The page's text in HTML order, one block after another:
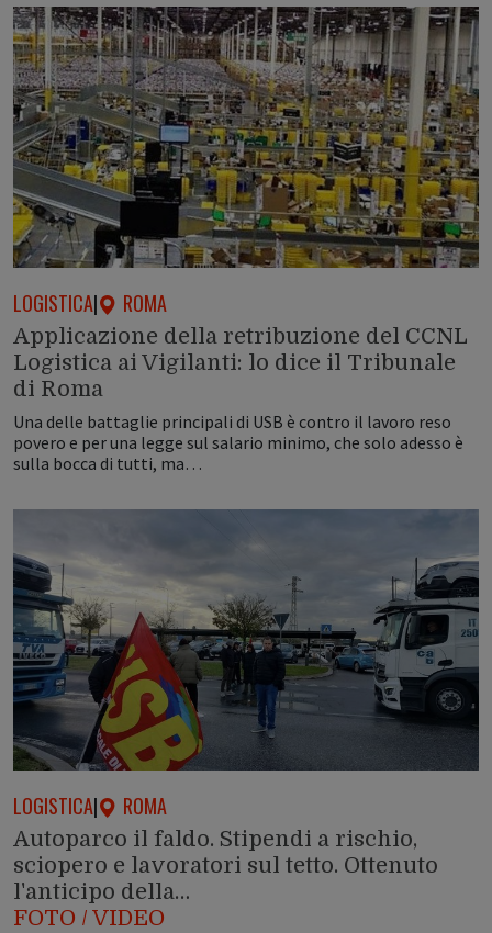
LOGISTICA| ROMA
Applicazione della retribuzione del CCNL
Logistica ai Vigilanti: lo dice il Tribunale
di Roma
Una delle battaglie principali di USB è contro il lavoro reso
povero e per una legge sul salario minimo, che solo adesso è
sulla bocca di tutti, ma…
LOGISTICA| ROMA
Autoparco il faldo. Stipendi a rischio,
sciopero e lavoratori sul tetto. Ottenuto
l'anticipo della…
FOTO / VIDEO